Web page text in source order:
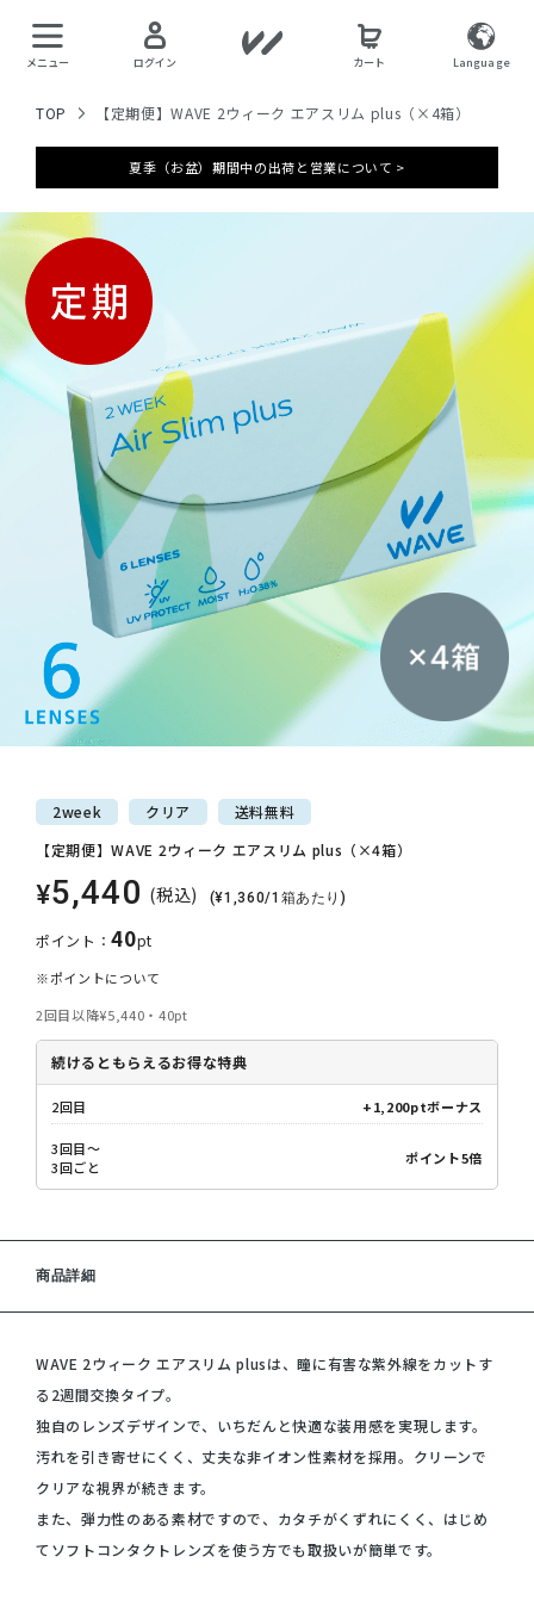
メニュー ログイン カート Language
TOP 【定期便】WAVE 2ウィーク エアスリム plus（×4箱）
夏季（お盆）期間中の出荷と営業について >
2week クリア 送料無料
【定期便】WAVE 2ウィーク エアスリム plus（×4箱）
¥5,440 (税込) (¥1,360/1箱あたり)
ポイント：40pt
※ポイントについて
2回目以降¥5,440・40pt
続けるともらえるお得な特典
2回目 +1,200ptボーナス
3回目～
3回ごと
ポイント5倍
商品詳細
WAVE 2ウィーク エアスリム plusは、瞳に有害な紫外線をカットす
る2週間交換タイプ。
独自のレンズデザインで、いちだんと快適な装用感を実現します。
汚れを引き寄せにくく、丈夫な非イオン性素材を採用。クリーンで
クリアな視界が続きます。
また、弾力性のある素材ですので、カタチがくずれにくく、はじめ
てソフトコンタクトレンズを使う方でも取扱いが簡単です。